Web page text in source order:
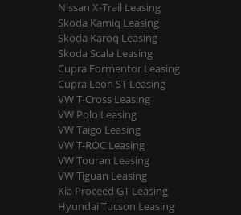
Nissan X-Trail Leasing
Skoda Kamiq Leasing
Skoda Karoq Leasing
Skoda Scala Leasing
Cupra Formentor Leasing
Cupra Leon ST Leasing
VW T-Cross Leasing
VW Polo Leasing
VW Taigo Leasing
VW T-ROC Leasing
VW Touran Leasing
VW Tiguan Leasing
Kia Proceed GT Leasing
Hyundai Tucson Leasing